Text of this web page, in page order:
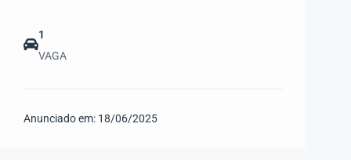
1
VAGA
Anunciado em: 18/06/2025